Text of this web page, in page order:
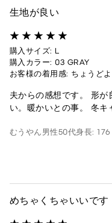
生地が良い
購入サイズ: L
購入カラー: 03 GRAY
お客様の着用感: ちょうど
夫からの感想です。 形が
い。暖かいとの事。 冬キ
むうやん 男性50代身長:
めちゃくちゃいいです